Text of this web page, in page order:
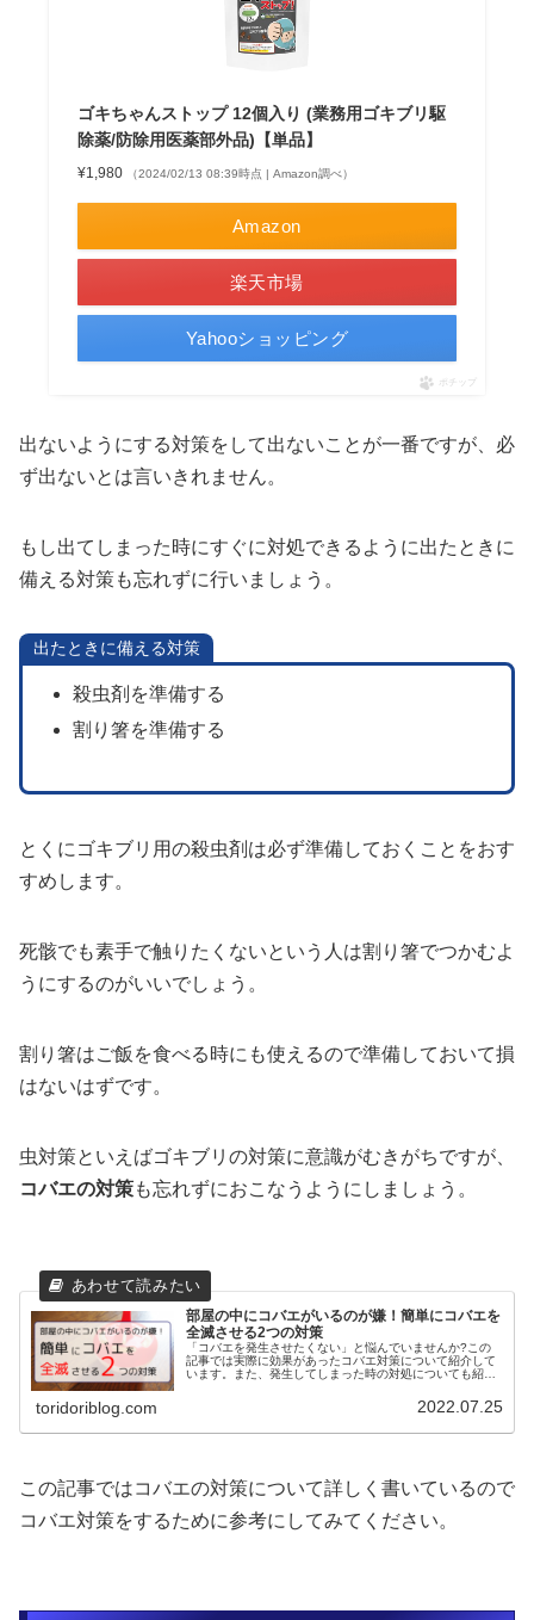
ゴキちゃんストップ 12個入り (業務用ゴキブリ駆
除薬/防除用医薬部外品)【単品】
¥1,980 （2024/02/13 08:39時点 | Amazon調べ）
Amazon
楽天市場
Yahooショッピング
ポチップ
出ないようにする対策をして出ないことが一番ですが、必
ず出ないとは言いきれません。
もし出てしまった時にすぐに対処できるように出たときに
備える対策も忘れずに行いましょう。
出たときに備える対策
殺虫剤を準備する
割り箸を準備する
とくにゴキブリ用の殺虫剤は必ず準備しておくことをおす
すめします。
死骸でも素手で触りたくないという人は割り箸でつかむよ
うにするのがいいでしょう。
割り箸はご飯を食べる時にも使えるので準備しておいて損
はないはずです。
虫対策といえばゴキブリの対策に意識がむきがちですが、
コバエの対策も忘れずにおこなうようにしましょう。
部屋の中にコバエがいるのが嫌！簡単にコバエを
全滅させる2つの対策
「コバエを発生させたくない」と悩んでいませんか?この
記事では実際に効果があったコバエ対策について紹介して
います。また、発生してしまった時の対処についても紹介
toridoriblog.com 2022.07.25
この記事ではコバエの対策について詳しく書いているので
コバエ対策をするために参考にしてみてください。